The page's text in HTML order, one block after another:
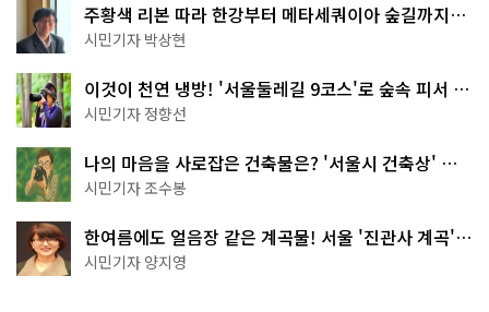
주황색 리본 따라 한강부터 메타세쿼이아 숲길까지…
서울둘레길 15코스
시민기자 박상현
이것이 천연 냉방! '서울둘레길 9코스'로 숲속 피서 떠
나볼까
시민기자 정향선
나의 마음을 사로잡은 건축물은? '서울시 건축상' 수
상작 공개!
시민기자 조수봉
한여름에도 얼음장 같은 계곡물! 서울 '진관사 계곡'이
천국이네~
시민기자 양지영